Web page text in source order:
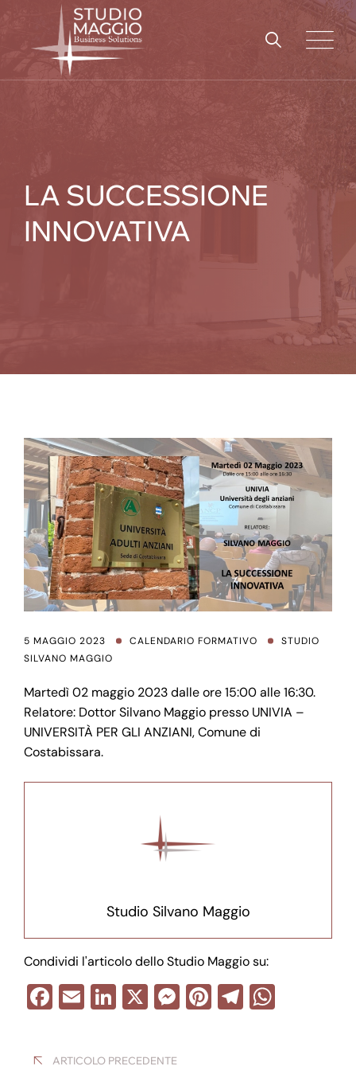
content
LA SUCCESSIONE
INNOVATIVA
5 MAGGIO 2023 CALENDARIO FORMATIVO
STUDIO
SILVANO MAGGIO
Martedì 02 maggio 2023 dalle ore 15:00 alle 16:30.
Relatore: Dottor Silvano Maggio presso UNIVIA –
UNIVERSITÀ PER GLI ANZIANI, Comune di
Costabissara.
Studio Silvano Maggio
Condividi l'articolo dello Studio Maggio su:
F
c
E
ail
Li
k
X M Pi T
ARTICOLO PRECEDENTE